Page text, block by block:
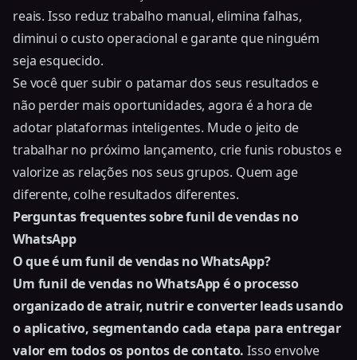
reais. Isso reduz trabalho manual, elimina falhas,
diminui o custo operacional e garante que ninguém
seja esquecido.
Se você quer subir o patamar dos seus resultados e
não perder mais oportunidades, agora é a hora de
adotar plataformas inteligentes. Mude o jeito de
trabalhar no próximo lançamento, crie funis robustos e
valorize as relações nos seus grupos. Quem age
diferente, colhe resultados diferentes.
Perguntas frequentes sobre funil de vendas no
WhatsApp
O que é um funil de vendas no WhatsApp?
Um funil de vendas no WhatsApp é o processo
organizado de atrair, nutrir e converter leads usando
o aplicativo, segmentando cada etapa para entregar
valor em todos os pontos de contato. Isso envolve